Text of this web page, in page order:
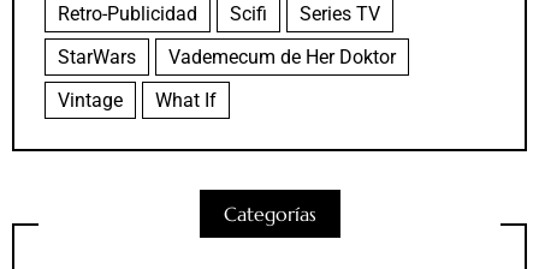
Retro-Publicidad
Scifi
Series TV
StarWars
Vademecum de Her Doktor
Vintage
What If
Categorías